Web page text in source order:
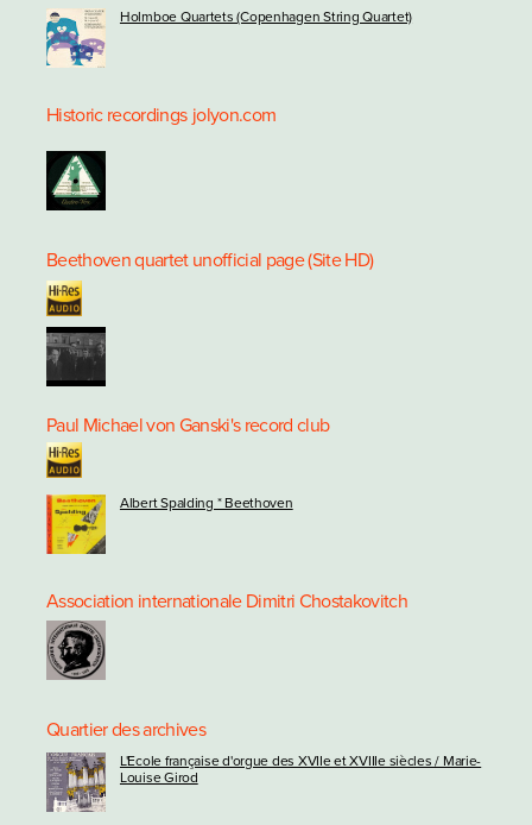
Holmboe Quartets (Copenhagen String Quartet)
Historic recordings jolyon.com
Beethoven quartet unofficial page (Site HD)
Paul Michael von Ganski's record club
Albert Spalding * Beethoven
Association internationale Dimitri Chostakovitch
Quartier des archives
L'Ecole française d'orgue des XVIIe et XVIIIe siècles / Marie-
Louise Girod